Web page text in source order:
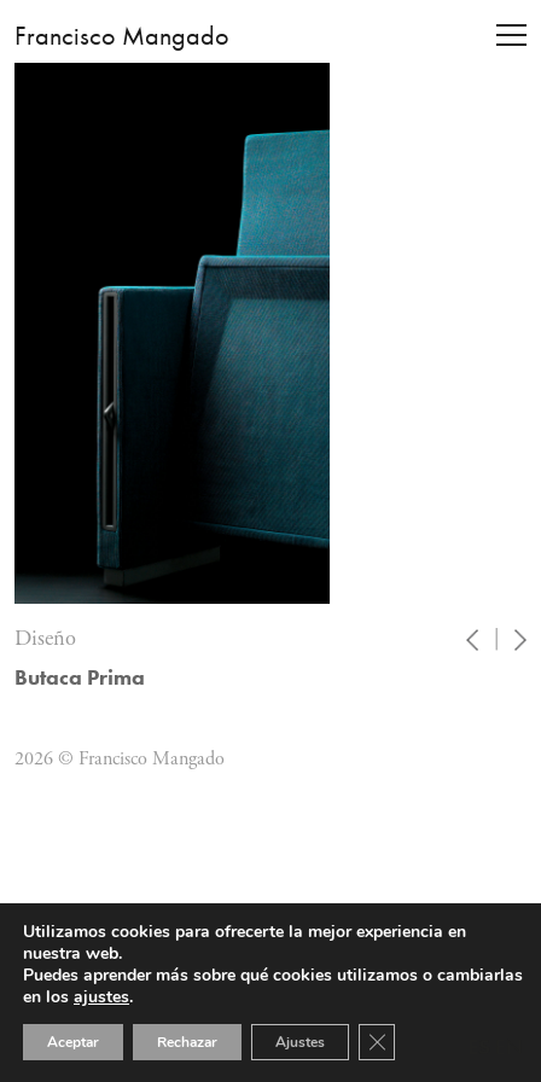
Francisco Mangado
Diseño
Butaca Prima
2026 © Francisco Mangado
Utilizamos cookies para ofrecerte la mejor experiencia en
nuestra web.
Puedes aprender más sobre qué cookies utilizamos o cambiarlas
en los ajustes.
Aceptar Rechazar Ajustes Cerrar el banner de